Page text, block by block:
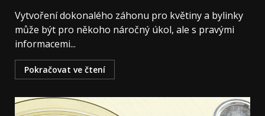
Vytvoření dokonalého záhonu pro květiny a bylinky
může být pro někoho náročný úkol, ale s pravými
informacemi...
Pokračovat ve čtení